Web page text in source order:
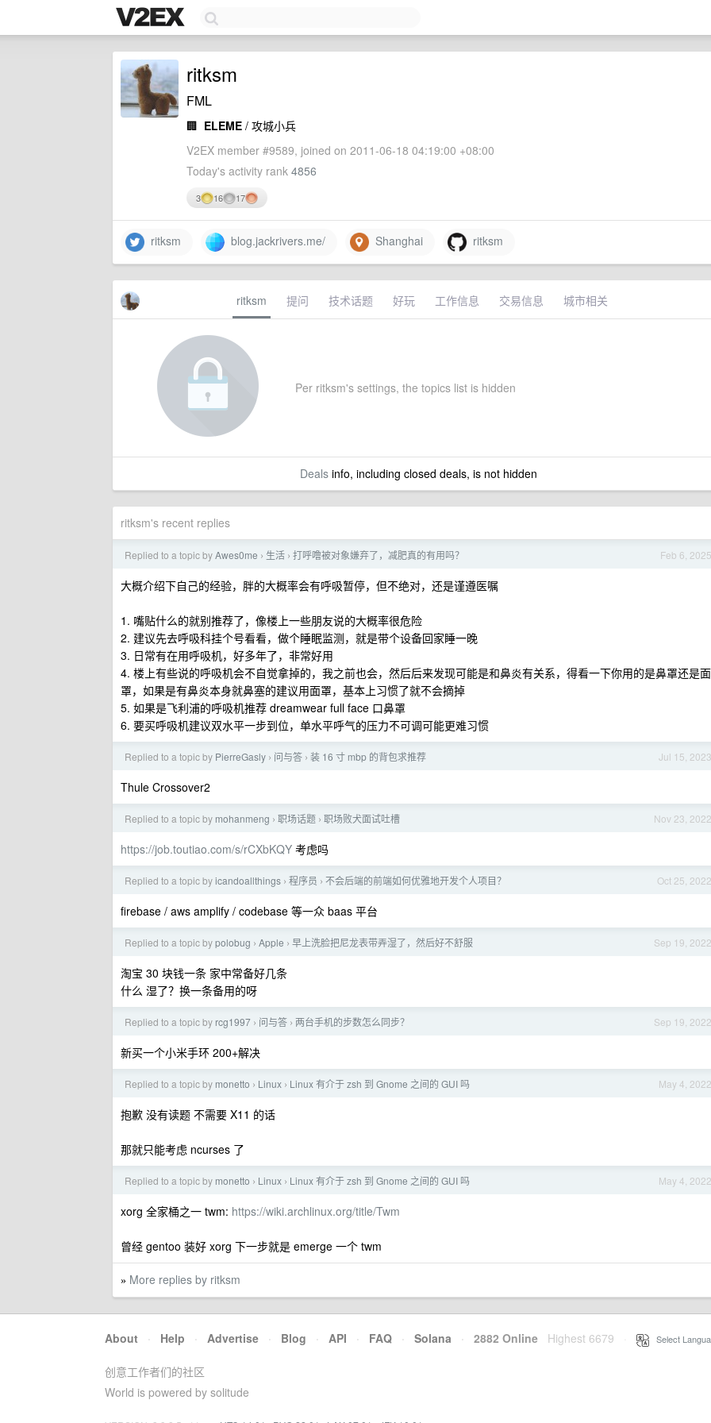
ritksm
FML
🏢 ELEME / 攻城小兵
V2EX member #9589, joined on 2011-06-18 04:19:00 +08:00
Today's activity rank 4856
3 16 17
ritksm blog.jackrivers.me/ Shanghai ritksm
ritksm 提问 技术话题 好玩 工作信息 交易信息 城市相关
Per ritksm's settings, the topics list is hidden
Dealsinfo, including closed deals, is not hidden
ritksm's recent replies
Feb 6, 2025
Replied to a topic byAwes0me › 生活 › 打呼噜被对象嫌弃了，减肥真的有用吗？
大概介绍下自己的经验，胖的大概率会有呼吸暂停，但不绝对，还是谨遵医嘱
1. 嘴贴什么的就别推荐了，像楼上一些朋友说的大概率很危险
2. 建议先去呼吸科挂个号看看，做个睡眠监测，就是带个设备回家睡一晚
3. 日常有在用呼吸机，好多年了，非常好用
4. 楼上有些说的呼吸机会不自觉拿掉的，我之前也会，然后后来发现可能是和鼻炎有关系，得看一下你用的是鼻罩还是面
罩，如果是有鼻炎本身就鼻塞的建议用面罩，基本上习惯了就不会摘掉
5. 如果是飞利浦的呼吸机推荐 dreamwear full face 口鼻罩
6. 要买呼吸机建议双水平一步到位，单水平呼气的压力不可调可能更难习惯
Jul 15, 2023
Replied to a topic by PierreGasly › 问与答 › 装 16 寸 mbp 的背包求推荐
Thule Crossover2
Nov 23, 2022
Replied to a topic by mohanmeng › 职场话题 › 职场败犬面试吐槽
https://job.toutiao.com/s/rCXbKQY 考虑吗
Oct 25, 2022
Replied to a topic byicandoallthings › 程序员 › 不会后端的前端如何优雅地开发个人项目？
firebase / aws amplify / codebase 等一众 baas 平台
Sep 19, 2022
Replied to a topic bypolobug › Apple › 早上洗脸把尼龙表带弄湿了，然后好不舒服
淘宝 30 块钱一条 家中常备好几条
什么 湿了？换一条备用的呀
Sep 19, 2022
Replied to a topic by rcg1997 › 问与答 › 两台手机的步数怎么同步？
新买一个小米手环 200+解决
May 4, 2022
Replied to a topic by monetto › Linux › Linux 有介于 zsh 到 Gnome 之间的 GUI 吗
抱歉 没有读题 不需要 X11 的话
那就只能考虑 ncurses 了
May 4, 2022
Replied to a topic by monetto › Linux › Linux 有介于 zsh 到 Gnome 之间的 GUI 吗
xorg 全家桶之一 twm: https://wiki.archlinux.org/title/Twm
曾经 gentoo 装好 xorg 下一步就是 emerge 一个 twm
» More replies by ritksm
About · Help · Advertise · Blog · API · FAQ · Solana · 2882 Online Highest 6679 Select
创意工作者们的社区
World is powered by solitude